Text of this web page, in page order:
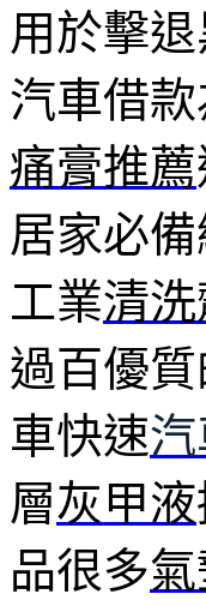
用於擊
汽車借
痛膏推薦
居家必
工業清洗
過百優質
車快速
層灰甲液
品很多